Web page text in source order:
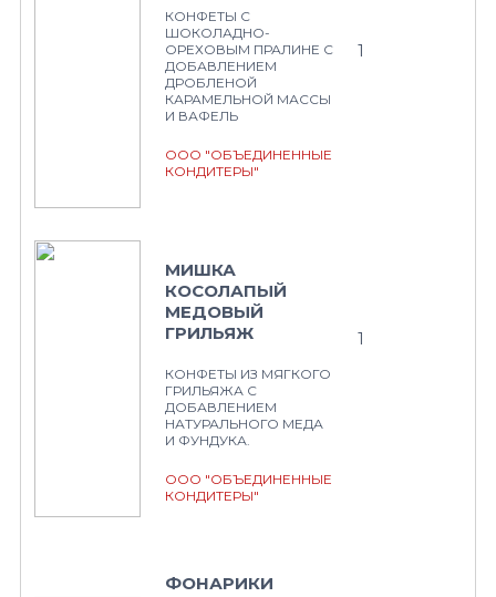
КОНФЕТЫ С
ШОКОЛАДНО-
ОРЕХОВЫМ ПРАЛИНЕ С
ДОБАВЛЕНИЕМ
ДРОБЛЕНОЙ
КАРАМЕЛЬНОЙ МАССЫ
И ВАФЕЛЬ
ООО "ОБЪЕДИНЕННЫЕ
КОНДИТЕРЫ"
1
МИШКА
КОСОЛАПЫЙ
МЕДОВЫЙ
ГРИЛЬЯЖ
КОНФЕТЫ ИЗ МЯГКОГО
ГРИЛЬЯЖА С
ДОБАВЛЕНИЕМ
НАТУРАЛЬНОГО МЕДА
И ФУНДУКА.
ООО "ОБЪЕДИНЕННЫЕ
КОНДИТЕРЫ"
1
ФОНАРИКИ